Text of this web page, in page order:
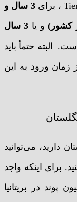
3 سال و
و یا
3 سال
است. البته حتماً باید
پوند در عرض 3 ماه از زمان ورود به این
دارید، می‌توانید
17 فوریه 2026 اقدام کنید. برای اینکه واجد
باشید، باید حداقل 2 میلیون پوند در بریتانیا